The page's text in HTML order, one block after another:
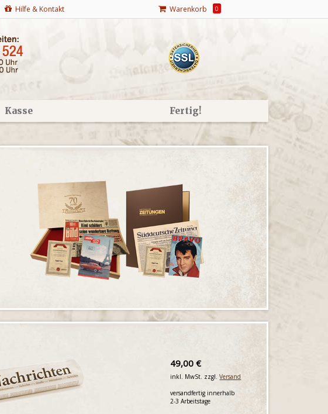
Hilfe & Kontakt Warenkorb 0
Kasse Fertig!
49,00 €
inkl. MwSt. zzgl.Versand
versandfertig innerhalb
2-3 Arbeitstage